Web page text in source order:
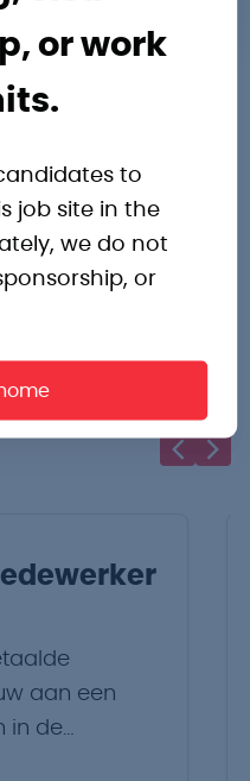
or work
to
job site in the
we do not
or
aan een
in de